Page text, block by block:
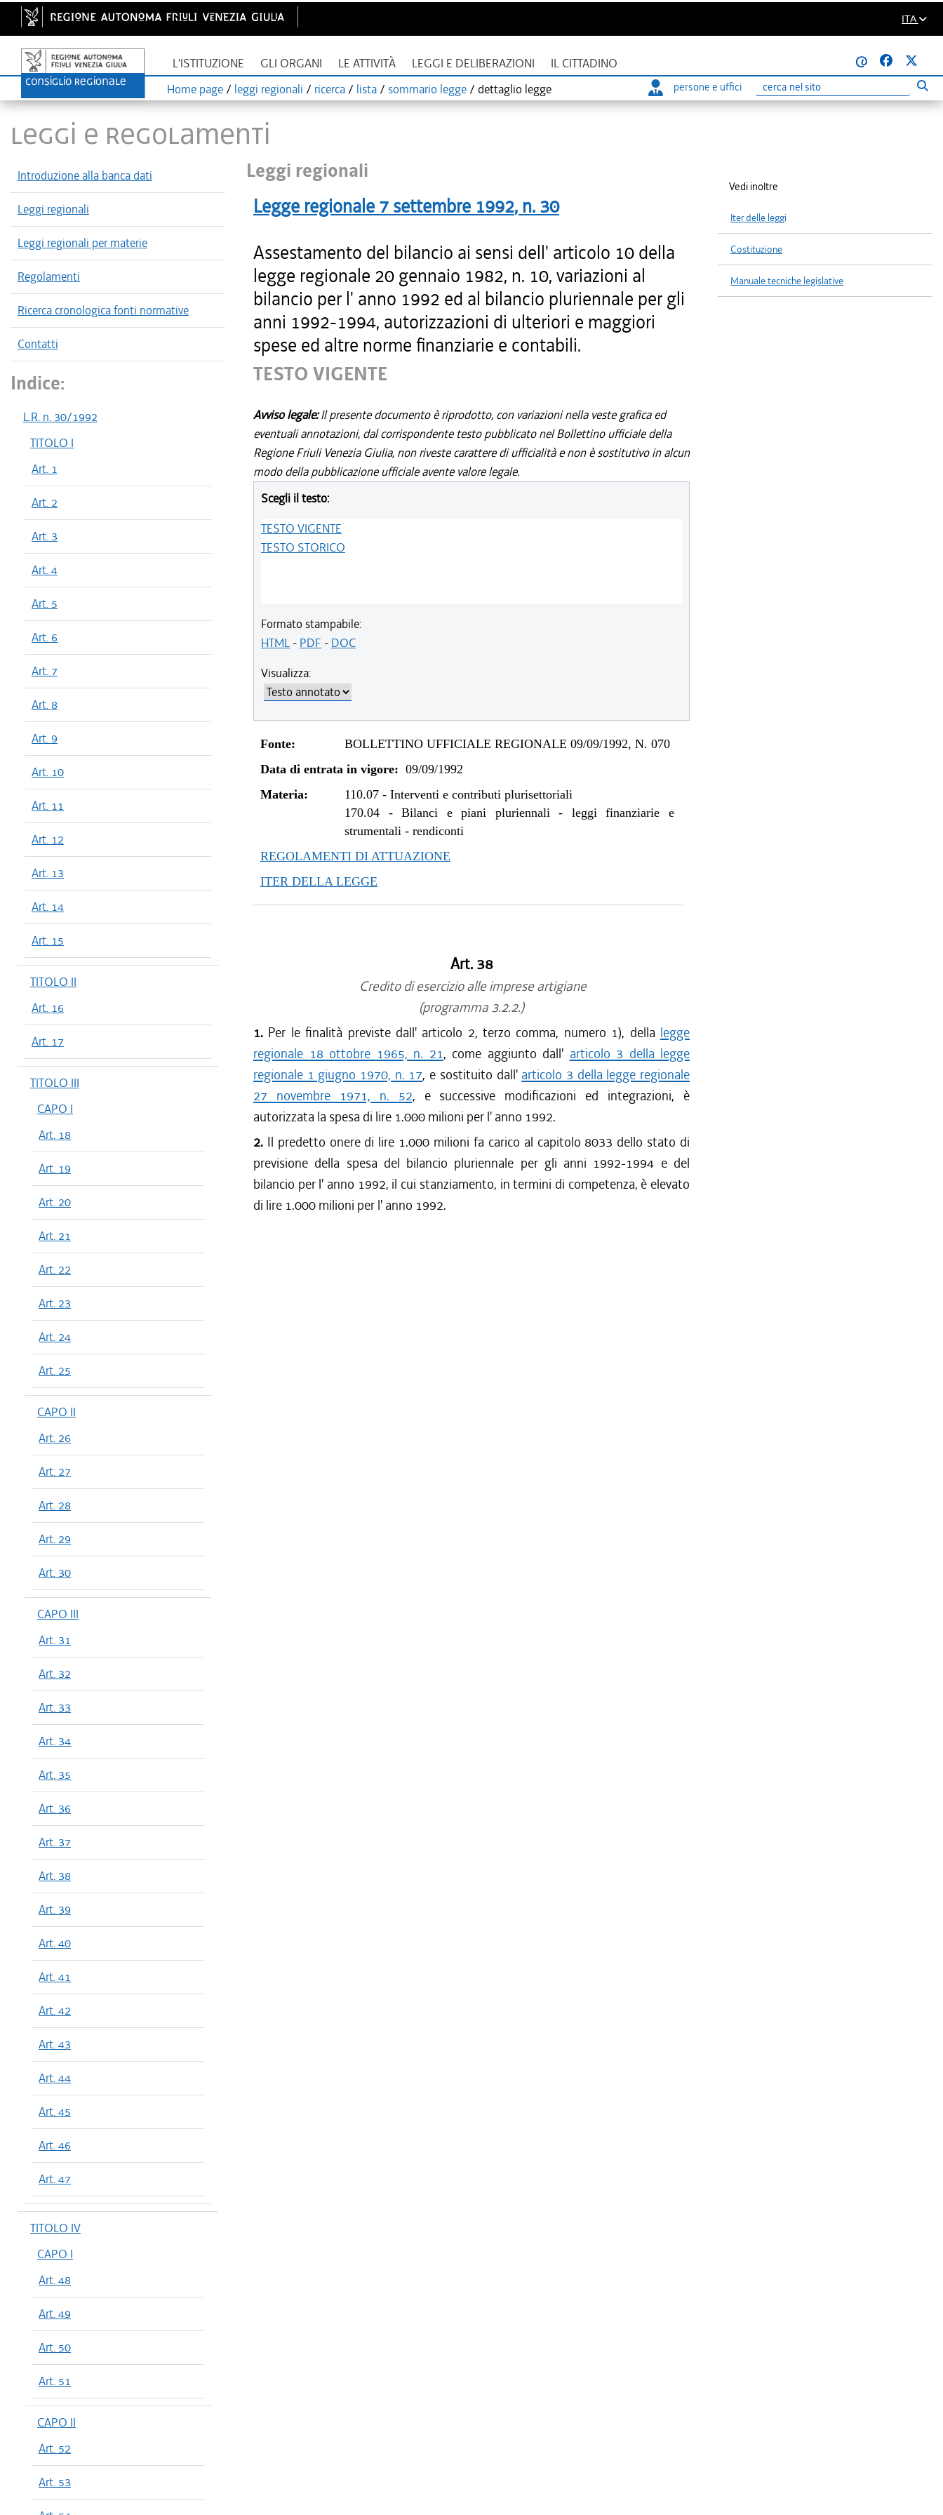
ITA
L'ISTITUZIONE GLI ORGANI LE ATTIVITÀ LEGGI E DELIBERAZIONI IL CITTADINO
@
Home page / leggi regionali / ricerca / lista / sommario legge / dettaglio legge persone e uffici
Ricerca
LEGGI E REGOLAMENTI
Introduzione alla banca dati
Leggi regionali
Leggi regionali per materie
Regolamenti
Ricerca cronologica fonti normative
Contatti
Indice:
L.R. n. 30/1992
TITOLO I
Art. 1
Art. 2
Art. 3
Art. 4
Art. 5
Art. 6
Art. 7
Art. 8
Art. 9
Art. 10
Art. 11
Art. 12
Art. 13
Art. 14
Art. 15
TITOLO II
Art. 16
Art. 17
TITOLO III
CAPO I
Art. 18
Art. 19
Art. 20
Art. 21
Art. 22
Art. 23
Art. 24
Art. 25
CAPO II
Art. 26
Art. 27
Art. 28
Art. 29
Art. 30
CAPO III
Art. 31
Art. 32
Art. 33
Art. 34
Art. 35
Art. 36
Art. 37
Art. 38
Art. 39
Art. 40
Art. 41
Art. 42
Art. 43
Art. 44
Art. 45
Art. 46
Art. 47
TITOLO IV
CAPO I
Art. 48
Art. 49
Art. 50
Art. 51
CAPO II
Art. 52
Art. 53
Leggi regionali
Legge regionale 7 settembre 1992, n. 30
Assestamento del bilancio ai sensi dell' articolo 10 della
legge regionale 20 gennaio 1982, n. 10, variazioni al
bilancio per l' anno 1992 ed al bilancio pluriennale per gli
anni 1992-1994, autorizzazioni di ulteriori e maggiori
spese ed altre norme finanziarie e contabili.
TESTO VIGENTE
Avviso legale:Il presente documento è riprodotto, con variazioni nella veste grafica ed
eventuali annotazioni, dal corrispondente testo pubblicato nel Bollettino ufficiale della
Regione Friuli Venezia Giulia, non riveste carattere di ufficialità e non è sostitutivo in alcun
modo della pubblicazione ufficiale avente valore legale.
Scegli il testo:
TESTO VIGENTE
TESTO STORICO
Formato stampabile:
HTML- PDF - DOC
Visualizza:
Fonte:
BOLLETTINO UFFICIALE REGIONALE 09/09/1992, N. 070
Data di entrata in vigore: 09/09/1992
Materia:
110.07 -Interventi e contributi plurisettoriali
170.04 -Bilanci e piani pluriennali - leggi finanziarie e
strumentali - rendiconti
REGOLAMENTI DI ATTUAZIONE
ITER DELLA LEGGE
Art. 38
Credito di esercizio alle imprese artigiane
(programma 3.2.2.)
1. Per le finalità previste dall' articolo 2, terzo comma, numero 1), della legge
regionale 18 ottobre 1965, n. 21, come aggiunto dall' articolo 3 della legge
regionale 1 giugno 1970, n. 17, e sostituito dall' articolo 3 della legge regionale
27 novembre 1971, n. 52, e successive modificazioni ed integrazioni, è
autorizzata la spesa di lire 1.000 milioni per l' anno 1992.
2. Il predetto onere di lire 1.000 milioni fa carico al capitolo 8033 dello stato di
previsione della spesa del bilancio pluriennale per gli anni 1992-1994 e del
bilancio per l' anno 1992, il cui stanziamento, in termini di competenza, è elevato
di lire 1.000 milioni per l' anno 1992.
Vedi inoltre
Iter delle leggi
Costituzione
Manuale tecniche legislative